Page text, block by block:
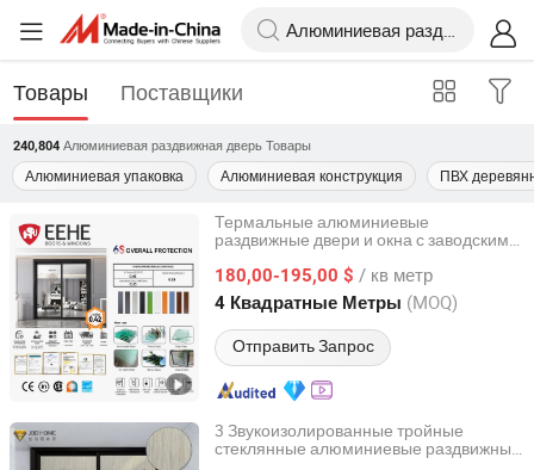
Товары Поставщики
240,804 Алюминиевая раздвижная дверь Товары
Алюминиевая упаковка Алюминиевая конструкция ПВХ
Термальные алюминиевые
раздвижные двери и окна с заводским
звукоизоляцией NFRC
180,00-195,00 $ / кв метр
4 Квадратные Метры (MOQ)
Отправить Запрос
Guangdong EHE Doors&Windows Industry Co.Ltd
Guangdong, China с 2017
3 Звукоизолированные тройные
стеклянные алюминиевые раздвижные
Foshan City JBD Home Building Material Co., Ltd.